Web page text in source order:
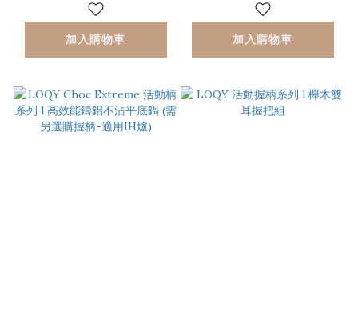
加入購物車
用IH爐)
加入購物車